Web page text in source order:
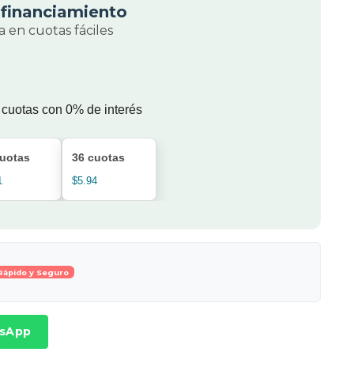
en cuotas fáciles
con 0% de interés
36 cuotas
$5.94
y Seguro